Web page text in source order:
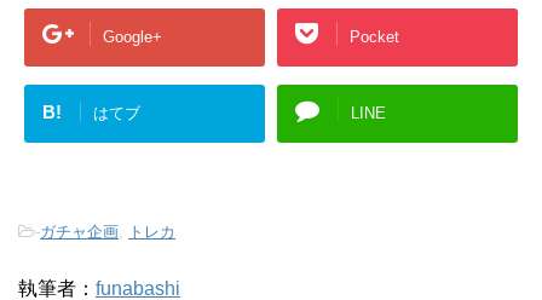
Google+ Pocket
B! はてブ LINE
-ガチャ企画 トレカ
執筆者： funabashi